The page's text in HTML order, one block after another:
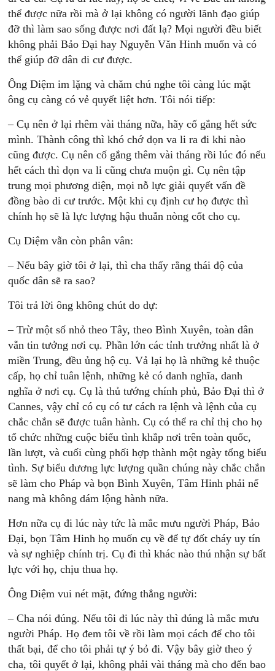
thể được nữa rồi mà ở lại không có người lãnh đạo giúp
đỡ thì làm sao sống được nơi đất lạ? Mọi người đều biết
không phải Bảo Đại hay Nguyễn Văn Hinh muốn và có
thể giúp đỡ dân di cư được.
Ông Diệm im lặng và chăm chú nghe tôi càng lúc mặt
ông cụ càng có vẻ quyết liệt hơn. Tôi nói tiếp:
– Cụ nên ở lại rhêm vài tháng nữa, hãy cố gắng hết sức
mình. Thành công thì khó chớ dọn va li ra đi khi nào
cũng được. Cụ nên cố gắng thêm vài tháng rồi lúc đó nếu
hết cách thì dọn va li cũng chưa muộn gì. Cụ nên tập
trung mọi phương diện, mọi nỗ lực giải quyết vấn đề
đồng bào di cư trước. Một khi cụ định cư họ được thì
chính họ sẽ là lực lượng hậu thuẫn nòng cốt cho cụ.
Cụ Diệm vẫn còn phân vân:
– Nếu bây giờ tôi ở lại, thì cha thấy rằng thái độ của
quốc dân sẽ ra sao?
Tôi trả lời ông không chút do dự:
– Trừ một số nhỏ theo Tây, theo Bình Xuyên, toàn dân
vẫn tin tưởng nơi cụ. Phần lớn các tỉnh trưởng nhất là ở
miền Trung, đều ủng hộ cụ. Vả lại họ là những kẻ thuộc
cấp, họ chỉ tuân lệnh, những kẻ có danh nghĩa, danh
nghĩa ở nơi cụ. Cụ là thủ tướng chính phủ, Bảo Đại thì ở
Cannes, vậy chỉ có cụ có tư cách ra lệnh và lệnh của cụ
chắc chắn sẽ được tuân hành. Cụ có thể ra chỉ thị cho họ
tổ chức những cuộc biểu tình khắp nơi trên toàn quốc,
lần lượt, và cuối cùng phối hợp thành một ngày tổng biểu
tình. Sự biểu dương lực lượng quần chúng này chắc chắn
sẽ làm cho Pháp và bọn Bình Xuyên, Tâm Hinh phải nể
nang mà không dám lộng hành nữa.
Hơn nữa cụ đi lúc này tức là mắc mưu người Pháp, Bảo
Đại, bọn Tâm Hinh họ muốn cụ về để tự đốt cháy uy tín
và sự nghiệp chính trị. Cụ đi thì khác nào thú nhận sự bất
lực với họ, chịu thua họ.
Ông Diệm vui nét mặt, đứng thẳng người:
– Cha nói đúng. Nếu tôi đi lúc này thì đúng là mắc mưu
người Pháp. Họ đem tôi về rồi làm mọi cách để cho tôi
thất bại, để cho tôi phải tự ý bỏ đi. Vậy bây giờ theo ý
cha, tôi quyết ở lại, không phải vài tháng mà cho đến bao